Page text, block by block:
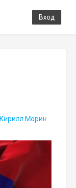
Вход
Кирилл Морин